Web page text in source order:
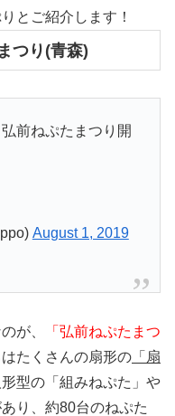
とご紹介します！
つり(青森)
前ねぷたまつり開
August 1, 2019
が、
「弘前ねぷたまつ
たくさんの扇形の 「扇
型の「組みねぷた」や
り、約80台のねぷた